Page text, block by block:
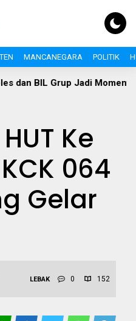
MANCANEGARA POLITIK
Grup Jadi Momentum
Ke
064
Gelar
LEBAK 0 152